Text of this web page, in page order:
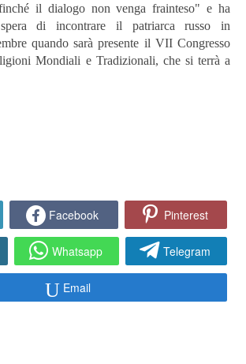
il dialogo non venga frainteso" e ha
di incontrare il patriarca russo in
quando sarà presente il VII Congresso
Mondiali e Tradizionali, che si terrà a
Facebook Pinterest
Whatsapp Telegram
Email